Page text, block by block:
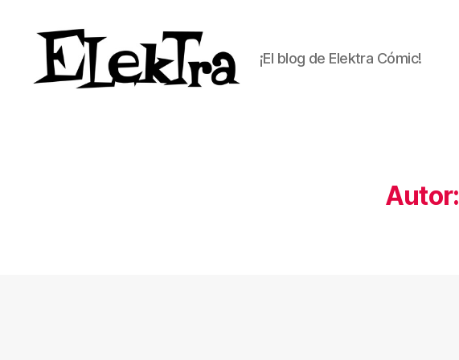
¡El blog de Elektra Cómic!
Autor: